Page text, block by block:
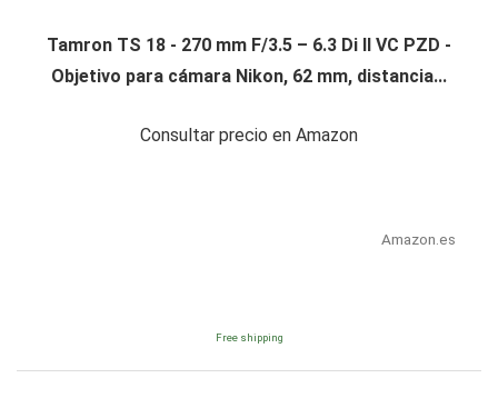
Tamron TS 18 - 270 mm F/3.5 – 6.3 Di II VC PZD -
Objetivo para cámara Nikon, 62 mm, distancia...
Consultar precio en Amazon
Amazon.es
Free shipping